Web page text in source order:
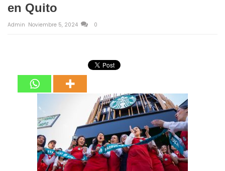
en Quito
Admin Noviembre 5, 2024 0